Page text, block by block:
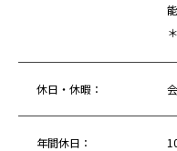
休日・休暇：
年間休日：